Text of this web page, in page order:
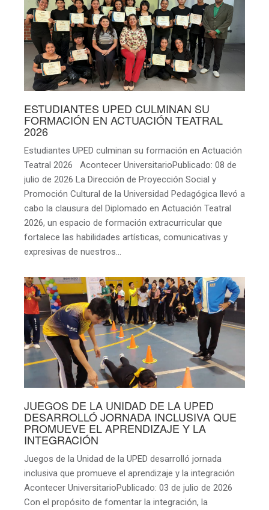
ESTUDIANTES UPED CULMINAN SU
FORMACIÓN EN ACTUACIÓN TEATRAL
2026
Estudiantes UPED culminan su formación en Actuación
Teatral 2026 Acontecer UniversitarioPublicado: 08 de
julio de 2026 La Dirección de Proyección Social y
Promoción Cultural de la Universidad Pedagógica llevó a
cabo la clausura del Diplomado en Actuación Teatral
2026, un espacio de formación extracurricular que
fortalece las habilidades artísticas, comunicativas y
expresivas de nuestros…
JUEGOS DE LA UNIDAD DE LA UPED
DESARROLLÓ JORNADA INCLUSIVA QUE
PROMUEVE EL APRENDIZAJE Y LA
INTEGRACIÓN
Juegos de la Unidad de la UPED desarrolló jornada
inclusiva que promueve el aprendizaje y la integración
Acontecer UniversitarioPublicado: 03 de julio de 2026
Con el propósito de fomentar la integración, la